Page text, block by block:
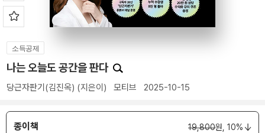
소득공제
나는 오늘도 공간을 판다
당근자판기(김진옥) (지은이) 모티브 2025-10-15
종이책 19,800원, 10%